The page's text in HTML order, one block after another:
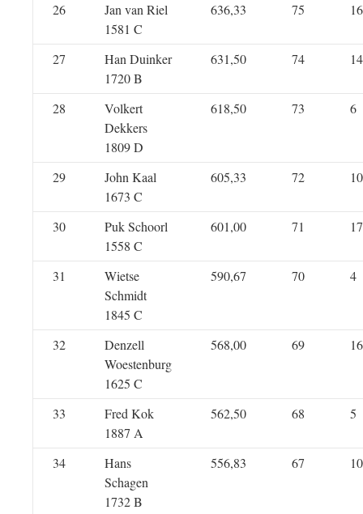
26
Jan van Riel
1581 C
636,33 75 16
27
Han Duinker
1720 B
631,50 74 14
28
Volkert
Dekkers
1809 D
618,50 73 6
29
John Kaal
1673 C
605,33 72 10
30
Puk Schoorl
1558 C
601,00 71 17
31
Wietse
Schmidt
1845 C
590,67 70 4
32
Denzell
Woestenburg
1625 C
568,00 69 16
33
Fred Kok
1887 A
562,50 68 5
34
Hans
Schagen
1732 B
556,83 67 10